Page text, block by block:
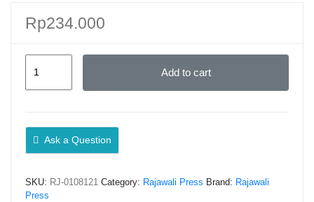
Rp234.000
Menjaga
Demokrasi
dari
Add to cart
Ask a Question
SKU: RJ-0108121 Category: Rajawali Press Brand: Rajawali
Press